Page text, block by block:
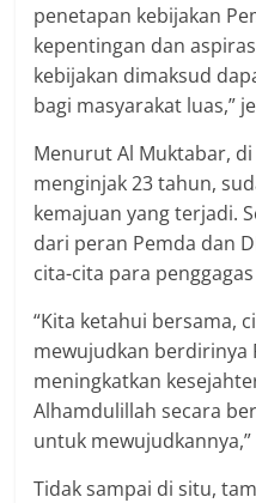
penetapan kebijakan
kepentingan dan
kebijakan dimaksud
bagi masyarakat luas,”
Menurut Al Muktabar,
menginjak 23 tahun,
kemajuan yang terjadi.
dari peran Pemda dan
cita-cita para
“Kita ketahui bersama,
mewujudkan berdirinya
meningkatkan
Alhamdulillah secara
untuk
Tidak sampai di situ,